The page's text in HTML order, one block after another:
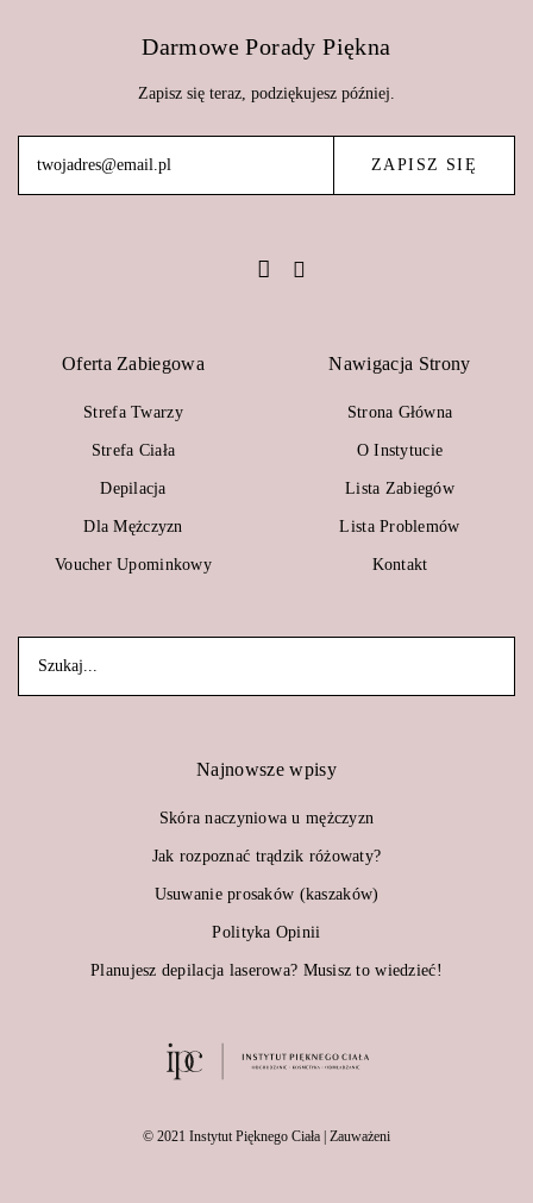
Najnowsze wpisy
Skóra naczyniowa u mężczyzn
Jak rozpoznać trądzik różowaty?
Usuwanie prosaków (kaszaków)
Polityka Opinii
Planujesz depilacja laserowa? Musisz to wiedzieć!
© 2021 Instytut Pięknego Ciała | Zauważeni
Oferta Zabiegowa
Strefa Twarzy
Strefa Ciała
Depilacja
Dla Mężczyzn
Voucher Upominkowy
Nawigacja Strony
Strona Główna
O Instytucie
Lista Zabiegów
Lista Problemów
Kontakt
Darmowe Porady Piękna
Zapisz się teraz, podziękujesz później.